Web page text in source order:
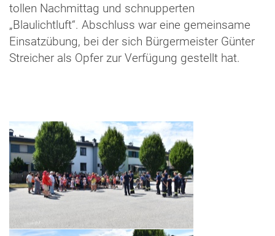
tollen Nachmittag und schnupperten
„Blaulichtluft“. Abschluss war eine gemeinsame
Einsatzübung, bei der sich Bürgermeister Günter
Streicher als Opfer zur Verfügung gestellt hat.